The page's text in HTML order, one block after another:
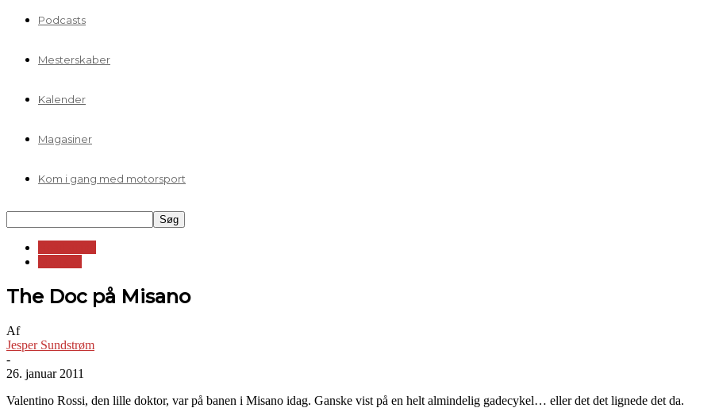
Podcasts
Mesterskaber
Kalender
Magasiner
Kom i gang med motorsport
The Doc på Misano
Af
Jesper Sundstrøm
-
26. januar 2011
Valentino Rossi, den lille doktor, var på banen i Misano idag. Ganske vist på en helt almindelig gadecykel… eller det det lignede det da.